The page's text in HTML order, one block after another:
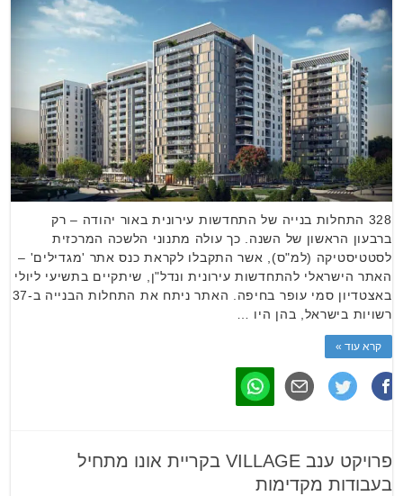
328 התחלות בנייה של התחדשות עירונית באור יהודה – רק
ברבעון הראשון של השנה. כך עולה מתנוני הלשכה המרכזית
לסטטיסטיקה (למ"ס), אשר התקבלו לקראת כנס אתר 'מגדילים' –
האתר הישראלי להתחדשות עירונית ונדל"ן, שיתקיים בתשיעי ליולי
באצטדיון סמי עופר בחיפה. האתר ניתח את התחלות הבנייה ב-37
רשויות בישראל, בהן היו …
קרא עוד »
פרויקט ענב VILLAGE בקריית אונו מתחיל
בעבודות מקדימות